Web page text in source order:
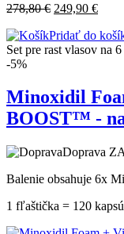
278,80€ 249,90 €
Pridať do
Set pre rast vlasov na
-5%
Minoxidil
BOOST™ -
Doprava
Balenie obsahuje 6x
1 fľaštička = 120